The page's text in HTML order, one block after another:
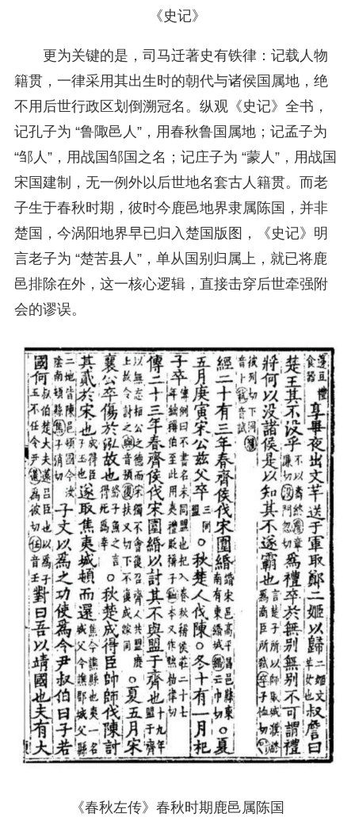
《史记》
更为关键的是，司马迁著史有铁律：记载人物
籍贯，一律采用其出生时的朝代与诸侯国属地，绝
不用后世行政区划倒溯冠名。纵观《史记》全书，
记孔子为 “鲁陬邑人”，用春秋鲁国属地；记孟子为
“邹人”，用战国邹国之名；记庄子为 “蒙人”，用战国
宋国建制，无一例外以后世地名套古人籍贯。而老
子生于春秋时期，彼时今鹿邑地界隶属陈国，并非
楚国，今涡阳地界早已归入楚国版图，《史记》明
言老子为 “楚苦县人”，单从国别归属上，就已将鹿
邑排除在外，这一核心逻辑，直接击穿后世牵强附
会的谬误。
《春秋左传》春秋时期鹿邑属陈国